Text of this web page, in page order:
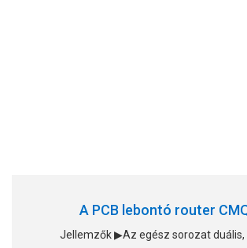
A PCB lebontó router
Jellemzők ▶Az egész sorozat duális,